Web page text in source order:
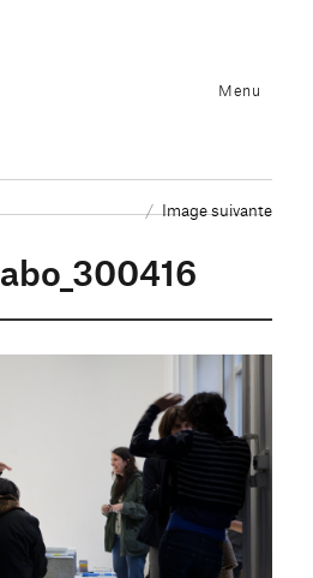
Menu
Image suivante